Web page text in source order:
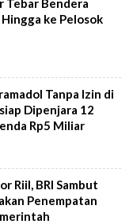
Tebar Bendera
ke Pelosok
Tanpa Izin di
Dipenjara 12
Rp5 Miliar
Riil, BRI Sambut
Penempatan